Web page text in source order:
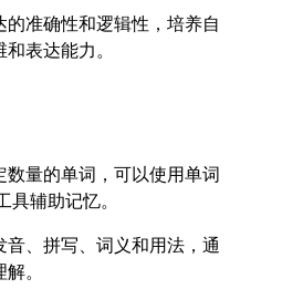
的准确性和逻辑性，培养自
表达能力。
数量的单词，可以使用单词
具辅助记忆。
音、拼写、词义和用法，通
。